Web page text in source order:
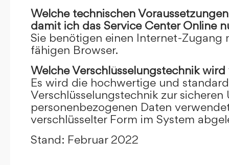
Welche technischen
damit ich das Service Center Online
Sie benötigen einen Internet-Zugang
fähigen Browser.
Welche Verschlüsselungstechnik
Es wird die hochwertige und
Verschlüsselungstechnik zur
personenbezogenen Daten
verschlüsselter Form im System
Stand: Februar 2022